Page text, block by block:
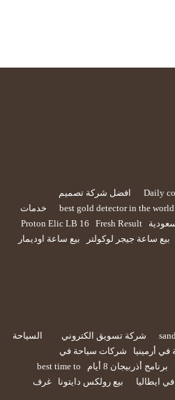
Daily
افضل شركة تصميم
best gold detector in the world
خدمات
Proton Elic LB 16
Fresh Result
بيع ساعة جيجر لوكولتر
بيع ساعة اوديمار
شركة تسويق الكتروني
السياحة
أرمينيا
شركات سياحة في
برنامج أذربيجان 8 أيام
best time to
ايطاليا بيع رولكس دايتونا
غرف